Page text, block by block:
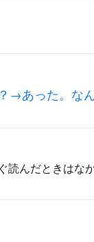
→あった。な
んだときはな